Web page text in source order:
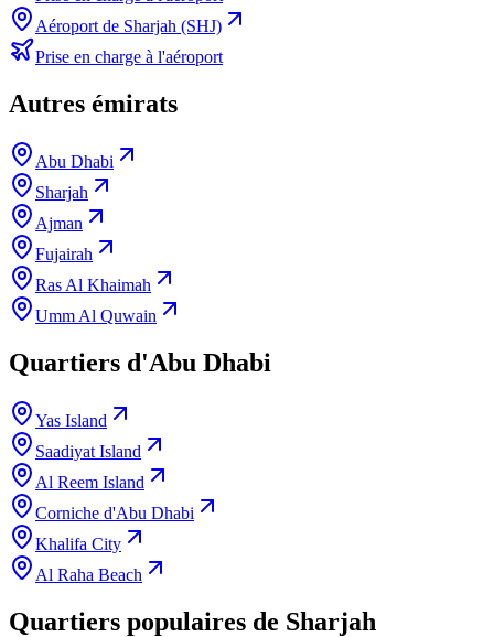
Aéroport de Sharjah (SHJ)
Prise en charge à l'aéroport
Autres émirats
Abu Dhabi
Sharjah
Ajman
Fujairah
Ras Al Khaimah
Umm Al Quwain
Quartiers d'Abu Dhabi
Yas Island
Saadiyat Island
Al Reem Island
Corniche d'Abu Dhabi
Khalifa City
Al Raha Beach
Quartiers populaires de Sharjah